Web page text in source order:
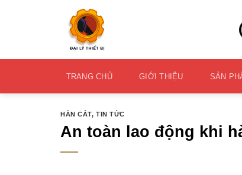
TRANG CHỦ GIỚI THIỆU SẢN
HÀN CẮT,TIN TỨC
An toàn lao động khi